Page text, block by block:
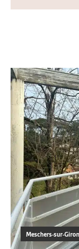
Meschers-sur-